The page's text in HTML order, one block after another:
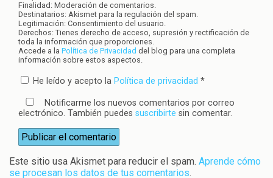
Finalidad: Moderación de comentarios.
Destinatarios: Akismet para la regulación del spam.
Legitimación: Consentimiento del usuario.
Derechos: Tienes derecho de acceso, supresión y rectificación de
toda la información que proporciones.
Accede a la Política de Privacidad del blog para una completa
información sobre estos aspectos.
He leído y acepto la Política de privacidad *
Notificarme los nuevos comentarios por correo
electrónico. También puedes suscribirte sin comentar.
Este sitio usa Akismet para reducir el spam. Aprende cómo
se procesan los datos de tus comentarios.